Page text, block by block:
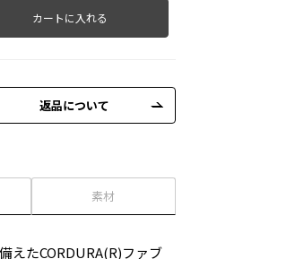
カートに入れる
返品について
素材
えたCORDURA(R)ファブ